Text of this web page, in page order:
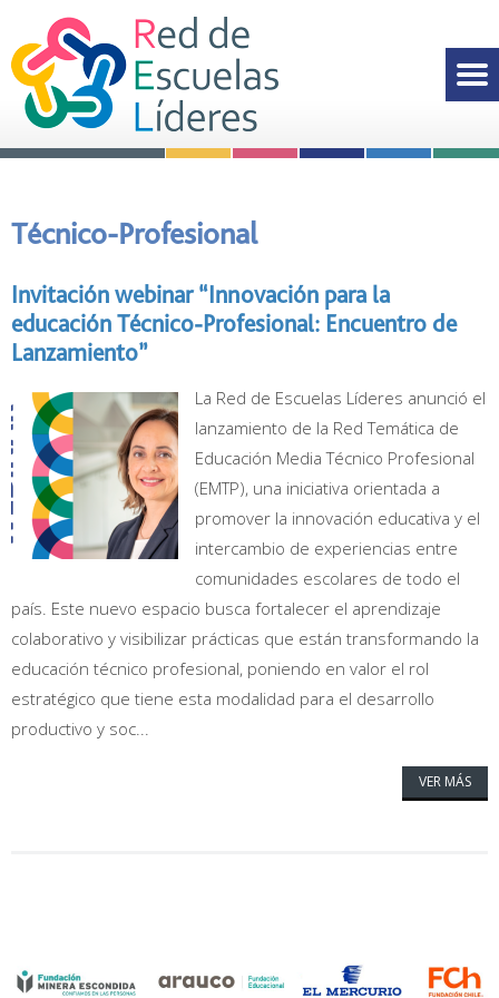
Técnico-Profesional
Invitación webinar “Innovación para la
educación Técnico-Profesional: Encuentro de
Lanzamiento”
La Red de Escuelas Líderes anunció el
lanzamiento de la Red Temática de
Educación Media Técnico Profesional
(EMTP), una iniciativa orientada a
promover la innovación educativa y el
intercambio de experiencias entre
comunidades escolares de todo el
país. Este nuevo espacio busca fortalecer el aprendizaje
colaborativo y visibilizar prácticas que están transformando la
educación técnico profesional, poniendo en valor el rol
estratégico que tiene esta modalidad para el desarrollo
productivo y soc...
VER MÁS